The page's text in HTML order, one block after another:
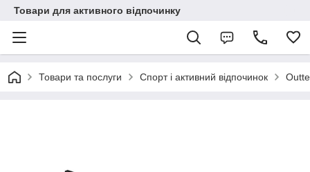
Товари для активного відпочинку
Товари та послуги Спорт і активний відпочинок